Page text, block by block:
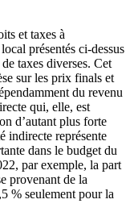
et taxes à
présentés ci-dessus
taxes diverses. Cet
sur les prix finals et
du revenu
qui, elle, est
d’autant plus forte
indirecte représente
dans le budget du
par exemple, la part
provenant de la
% seulement pour la